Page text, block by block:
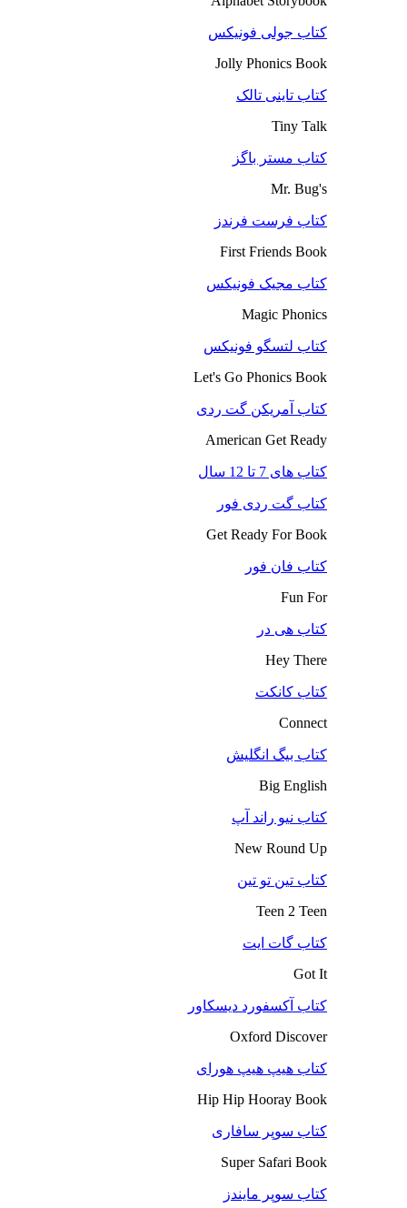
کتاب جولی فونیکس
Jolly Phonics Book
کتاب تاینی تالک
Tiny Talk
کتاب مستر باگز
Mr. Bug's
کتاب فرست فرندز
First Friends Book
کتاب مجیک فونیکس
Magic Phonics
کتاب لتسگو فونیکس
Let's Go Phonics Book
کتاب آمریکن گت ردی
American Get Ready
کتاب های 7 تا 12 سال
کتاب گت ردی فور
Get Ready For Book
کتاب فان فور
Fun For
کتاب هی در
Hey There
کتاب کانکت
Connect
کتاب بیگ انگلیش
Big English
کتاب نیو راند آپ
New Round Up
کتاب تین تو تین
Teen 2 Teen
کتاب گات ایت
Got It
کتاب آکسفورد دیسکاور
Oxford Discover
کتاب هیپ هیپ هورای
Hip Hip Hooray Book
کتاب سوپر سافاری
Super Safari Book
کتاب سوپر مایندز